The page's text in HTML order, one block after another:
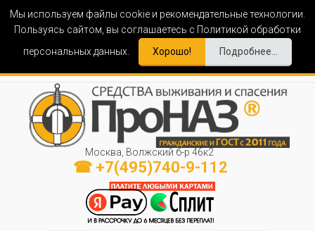
Мы используем файлы cookie и рекомендательные технологии.
Пользуясь сайтом, вы соглашаетесь с Политикой обработки
персональных данных.
Хорошо! Подробнее...
Москва, Волжский б-р 46к2
☎ +7(495)740-9-112